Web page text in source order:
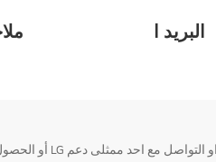
البريد ا